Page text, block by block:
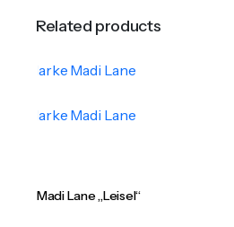
Related products
Madi Lane „Leisel“